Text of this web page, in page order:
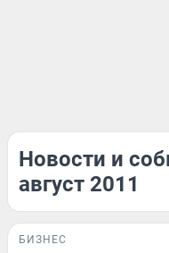
Новости и
август 2011
БИЗНЕС